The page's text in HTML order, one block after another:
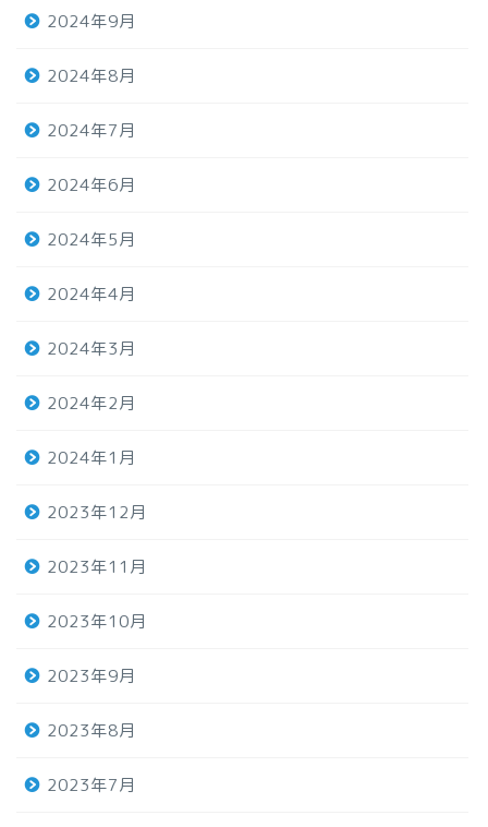
2024年9月
2024年8月
2024年7月
2024年6月
2024年5月
2024年4月
2024年3月
2024年2月
2024年1月
2023年12月
2023年11月
2023年10月
2023年9月
2023年8月
2023年7月